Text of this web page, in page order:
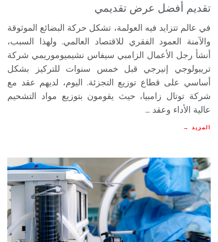
تقديم أفضل عرض تقديمي
في عالم تتزايد فيه العولمة، تشكل حركة البضائع الموثوقة
والآمنة العمود الفقري للاقتصاد العالمي. ولهذا السبب،
أنشأ رجل الأعمال الزامبي سيفاس نشيميوموريمي شركة
تريبولوجي إنيرجي قبل خمس سنوات للتركيز بشكل
أساسي على قطاع توزيع التجزئة. اليوم، لديهم عقد مع
شركة توتال زامبيا، حيث يقومون بتوزيع مواد التشحيم
عالية الأداء وعقد ...
المزيد →